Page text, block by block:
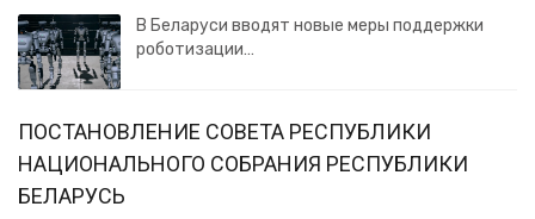
В Беларуси вводят новые меры поддержки
роботизации…
ПОСТАНОВЛЕНИЕ СОВЕТА РЕСПУБЛИКИ
НАЦИОНАЛЬНОГО СОБРАНИЯ РЕСПУБЛИКИ
БЕЛАРУСЬ